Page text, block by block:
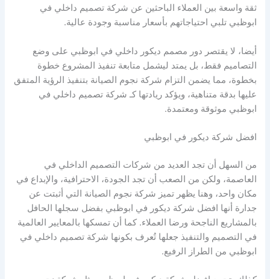
ثقة واسعة بين العملاء الباحثين عن شركة تصميم داخلي في
ابوظبي تلبي احتياجاتهم بأسعار مناسبة وجودة عالية.
أيضا، لا يقتصر دور مصمم ديكور داخلي في ابوظبي على وضع
التصاميم فقط، بل يمتد ليشمل متابعة تنفيذ المشروع خطوة
بخطوة، مما يضمن التزام شركة نجوم الصيانة بتنفيذ الرؤية المتفق
عليها بدقة متناهية، ويؤكد ريادتها كـ شركة تصميم داخلي في
ابوظبي موثوقة ومعتمدة.
افضل شركة ديكور في ابوظبي
من السهل أن تجد العديد من شركات التصميم الداخلي في
العاصمة، ولكن من الصعب أن تجد الجودة، الاحترافية، والإبداع في
مكان واحد، وهنا يظهر تميز شركة نجوم الصيانة التي أثبتت عن
جدارة أنها افضل شركة ديكور في ابوظبي بفضل سجلها الحافل
بالمشاريع الناجحة ورضا العملاء. كما أن تمسكها بالمعايير العالمية
في التصميم والتنفيذ جعلها تُعرف بكونها شركة تصميم داخلي في
ابوظبي من الطراز الرفيع.